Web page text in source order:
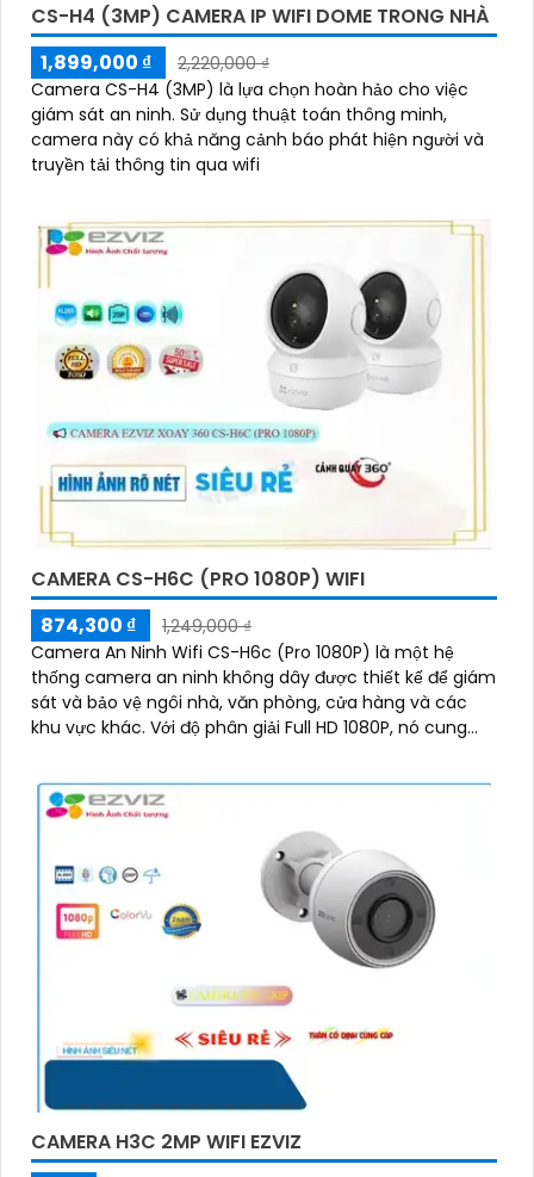
CS-H4 (3MP) CAMERA IP WIFI DOME TRONG NHÀ
1,899,000 ₫
2,220,000 ₫
Camera CS-H4 (3MP) là lựa chọn hoàn hảo cho việc
giám sát an ninh. Sử dụng thuật toán thông minh,
camera này có khả năng cảnh báo phát hiện người và
truyền tải thông tin qua wifi
CAMERA CS-H6C (PRO 1080P) WIFI
874,300 ₫
1,249,000 ₫
Camera An Ninh Wifi CS-H6c (Pro 1080P) là một hệ
thống camera an ninh không dây được thiết kế để giám
sát và bảo vệ ngôi nhà, văn phòng, cửa hàng và các
khu vực khác. Với độ phân giải Full HD 1080P, nó cung
CAMERA H3C 2MP WIFI EZVIZ